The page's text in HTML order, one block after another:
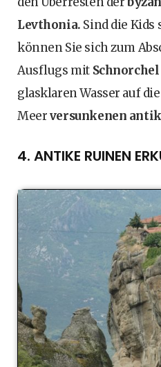
Levthonia. Sind die Kids
können Sie sich zum
Ausflugs mit
glasklaren Wasser auf
Meerversunkenen
4. ANTIKE RUINEN